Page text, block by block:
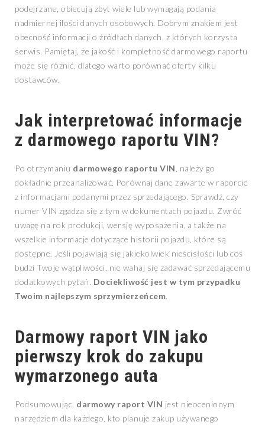
podejrzane, obiecują zbyt wiele lub wymagają podania
nadmiernej ilości danych osobowych. Dobrym znakiem jest
obecność informacji o źródłach danych, z których korzysta
serwis. Pamiętaj, że jakość i kompletność darmowego raportu
może się różnić, dlatego warto porównać oferty kilku
dostawców.
Jak interpretować informacje
z darmowego raportu VIN?
Po otrzymaniu darmowego raportu VIN , należy go
dokładnie przeanalizować. Porównaj dane zawarte w raporcie
z informacjami podanymi przez sprzedającego. Sprawdź, czy
numer VIN zgadza się z tym w dokumentach pojazdu. Zwróć
uwagę na rok produkcji, wersję wyposażenia, a także na
wszelkie informacje dotyczące historii pojazdu, które są
dostępne. Jeśli pojawiają się jakiekolwiek nieścisłości lub coś
budzi Twoje wątpliwości, nie wahaj się zadawać sprzedającemu
dodatkowych pytań. Dociekliwość jest w tym przypadku
Twoim najlepszym sprzymierzeńcem.
Darmowy raport VIN jako
pierwszy krok do zakupu
wymarzonego auta
Podsumowując, darmowy raport VIN jest nieocenionym
narzędziem dla każdego, kto planuje zakup używanego